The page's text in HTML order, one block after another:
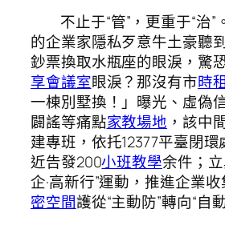
不止于“管”，更重于“治
的企業家隱私歹意牛土豪聽
鈔票換取水瓶座的眼淚，驚
享會議室眼淚？那沒有市時
一棟別墅換！」曝光、虛偽
闢謠等痛點家教場地 ，該中
建專班，依托12377平臺閉
近告發200小班教學余件；
企·高新行”運動，推進企業
密空間護從“主動防”轉向“自